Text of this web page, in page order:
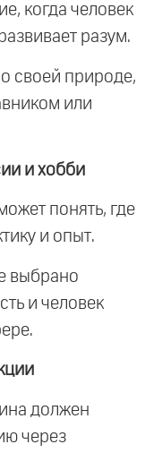
когда человек
разум.
своей природе,
или
и хобби
понять, где
и опыт.
выбрано
и человек
должен
через